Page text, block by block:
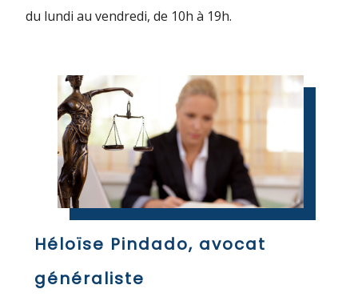
du lundi au vendredi, de 10h à 19h.
Héloïse Pindado, avocat
généraliste